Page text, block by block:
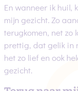
En wanneer ik huil,
mijn gezicht. Zo
terugkomen, net
prettig, dat gelik in
het zo lief en ook
gezicht.